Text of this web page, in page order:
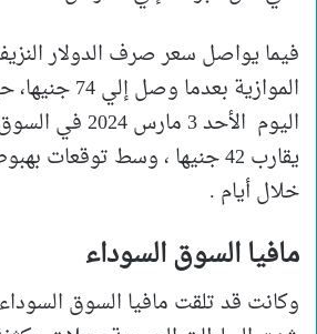
فيما يواصل سعر صرف الدولار
الموازية
اليوم الأحد 3
خلال أيام .
مافيا السوق السوداء
وكانت قد تلقت مافيا السوق